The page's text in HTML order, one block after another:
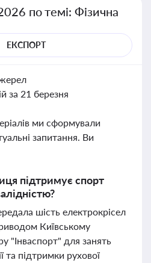
по темі: Фізична
ЕКСПОРТ
за 21 березня
ми сформували
запитання. Ви
підтримує спорт
шість електрокрісел
Київському
"Інваспорт" для занять
та підтримки рухової